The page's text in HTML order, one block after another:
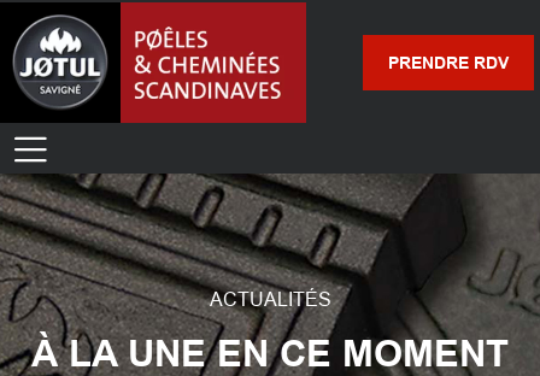
PRENDRE RDV
ACTUALITÉS
À LA UNE EN CE MOMENT